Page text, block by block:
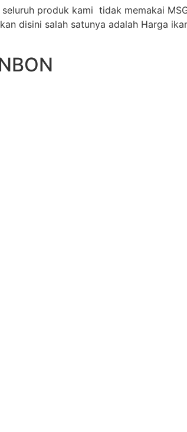
produk kami tidak memakai
disini salah satunya adalah Harga